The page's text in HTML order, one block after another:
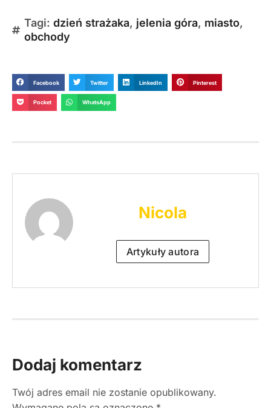
Tagi: dzień strażaka, jelenia góra, miasto,
obchody
Facebook Twitter LinkedIn Pinterest
Pocket WhatsApp
Nicola
Artykuły autora
Dodaj komentarz
Twój adres email nie zostanie opublikowany.